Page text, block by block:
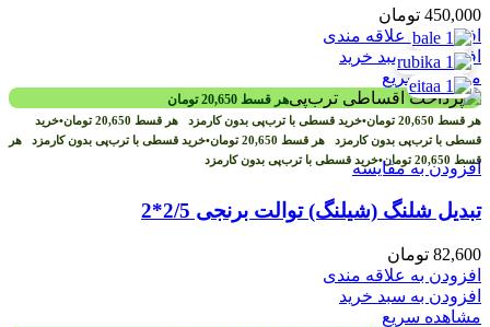
450,000 تومان
افزودن به علاقه مندی
افزودن به سبد خرید
مشاهده سریع
هر قسط 20,650 تومان
هر قسط 20,650 تومان•خرید قسطی با ترب‌پی بدون کارمزد هر قسط 20,650 تومان•خرید
قسطی با ترب‌پی بدون کارمزد هر قسط 20,650 تومان•خرید قسطی با ترب‌پی بدون کارمزد هر
قسط 20,650 تومان•خرید قسطی با ترب‌پی بدون کارمزدافزودن به مقایسه
تبدیل شلنگ (شیلنگ) توالت برنجی 2/5*2
82,600 تومان
افزودن به علاقه مندی
افزودن به سبد خرید
مشاهده سریع